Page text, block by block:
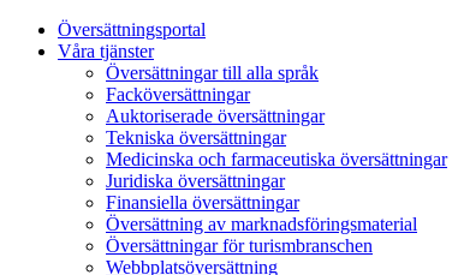
Översättningsportal
Våra tjänster
Översättningar till alla språk
Facköversättningar
Auktoriserade översättningar
Tekniska översättningar
Medicinska och farmaceutiska översättningar
Juridiska översättningar
Finansiella översättningar
Översättning av marknadsföringsmaterial
Översättningar för turismbranschen
Webbplatsöversättning